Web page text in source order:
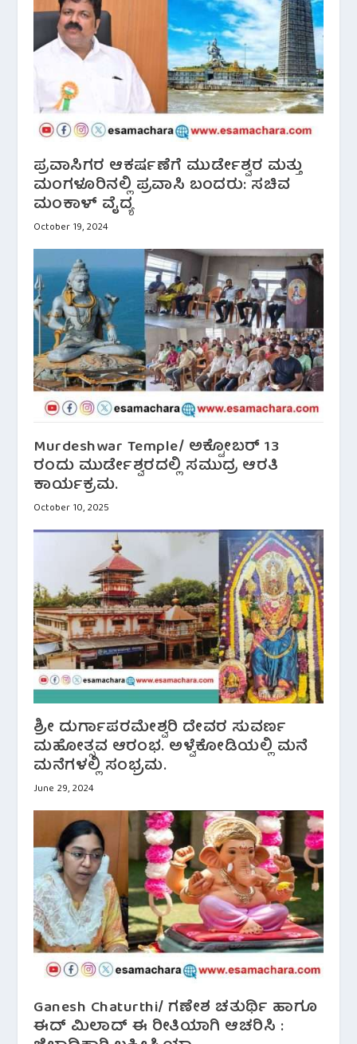
ಪ್ರವಾಸಿಗರ ಆಕರ್ಷಣೆಗೆ ಮುರ್ಡೇಶ್ವರ ಮತ್ತು
ಮಂಗಳೂರಿನಲ್ಲಿ ಪ್ರವಾಸಿ ಬಂದರು: ಸಚಿವ
ಮಂಕಾಳ್ ವೈದ್ಯ
October 19, 2024
Murdeshwar Temple/ ಅಕ್ಟೋಬರ್ 13
ರಂದು ಮುರ್ಡೇಶ್ವರದಲ್ಲಿ ಸಮುದ್ರ ಆರತಿ
ಕಾರ್ಯಕ್ರಮ.
October 10, 2025
ಶ್ರೀ ದುರ್ಗಾಪರಮೇಶ್ವರಿ ದೇವರ ಸುವರ್ಣ
ಮಹೋತ್ಸವ ಆರಂಭ. ಅಳ್ವೆಕೋಡಿಯಲ್ಲಿ ಮನೆ
ಮನೆಗಳಲ್ಲಿ ಸಂಭ್ರಮ.
June 29, 2024
Ganesh Chaturthi/ ಗಣೇಶ ಚತುರ್ಥಿ ಹಾಗೂ
ಈದ್ ಮಿಲಾದ್ ಈ ರೀತಿಯಾಗಿ ಆಚರಿಸಿ :